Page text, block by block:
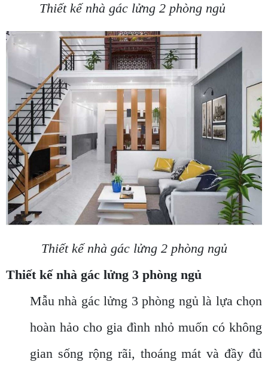
Thiết kế nhà gác lửng 2 phòng ngủ
Thiết kế nhà gác lửng 2 phòng ngủ
Thiết kế nhà gác lửng 3 phòng ngủ
Mẫu nhà gác lửng 3 phòng ngủ là lựa chọn
hoàn hảo cho gia đình nhỏ muốn có không
gian sống rộng rãi, thoáng mát và đầy đủ